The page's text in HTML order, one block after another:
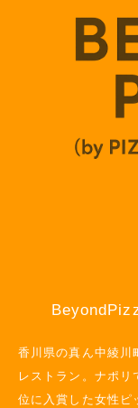
香川県の真ん中綾川
レストラン。ナポ
位に入賞した女性ピ